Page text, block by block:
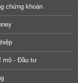
chứng khoán
mô - Đầu tư